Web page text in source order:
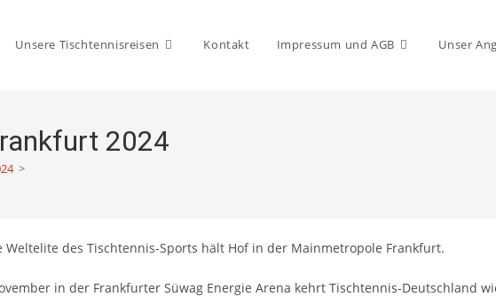
Unsere Tischtennisreisen Kontakt Impressum und AGB Unser
2024
>
Weltelite des Tischtennis-Sports hält Hof in der Mainmetropole Frankfurt.
in der Frankfurter Süwag Energie Arena kehrt Tischtennis-Deutschland